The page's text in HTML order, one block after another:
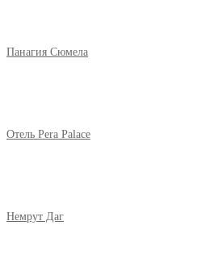
Панагия Сюмела
Отель Pera Palace
Немрут Даг